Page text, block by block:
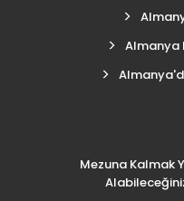
Almanya
Mezuna Kalmak